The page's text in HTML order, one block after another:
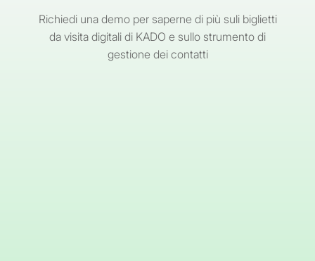
Richiedi una demo per saperne di più suli biglietti
da visita digitali di KADO e sullo strumento di
gestione dei contatti